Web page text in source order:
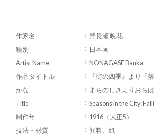
作家名
野長瀬 晩花
種別
日本画
Artist Name
NONAGASE Banka
作品タイトル
『街の四季』より「落
かな
まちのしきよりおちば
Title
Seasons in the City:
制作年
1916（大正5）
技法・材質
顔料、紙